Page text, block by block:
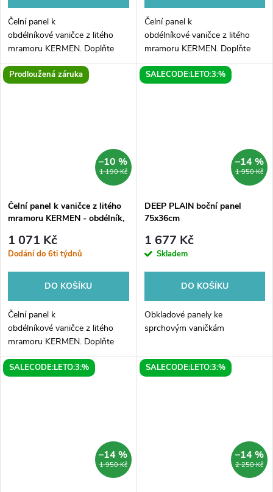
Čelní panel k
obdélníkové vaničce z litého
mramoru KERMEN. Doplňte
svou vaničku unikátním čelním
panelem a již nemusíte řešit
Čelní panel k
obdélníkové vaničce z litého
mramoru KERMEN. Doplňte
svou vaničku unikátním čelním
panelem a již nemusíte řešit
Prodloužená záruka
1 190 Kč
–10 %
Čelní panel k vaničce z litého
mramoru KERMEN - obdélník,
1 071 Kč
Dodání do 6ti týdnů
DO KOŠÍKU
Čelní panel k
obdélníkové vaničce z litého
mramoru KERMEN. Doplňte
svou vaničku unikátním čelním
panelem a již nemusíte řešit
SALECODE:LETO:3:%
1 950 Kč
–14 %
DEEP PLAIN boční panel
75x36cm
1 677 Kč
Skladem
DO KOŠÍKU
Obkladové panely ke
sprchovým vaničkám
SALECODE:LETO:3:%
1 950 Kč
–14 %
SALECODE:LETO:3:%
2 250 Kč
–14 %